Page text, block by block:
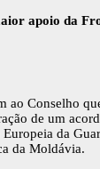
apoio da
ao Conselho
de um
da
da Moldávia.